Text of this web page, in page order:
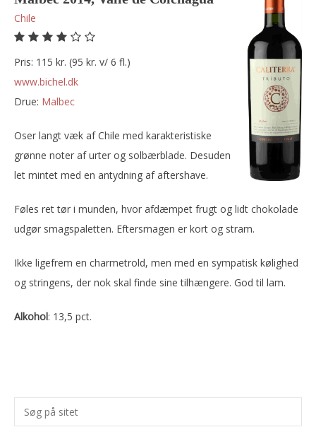
Chile
Pris: 115 kr. (95 kr. v/ 6 fl.)
www.bichel.dk
Drue:
malbec
Oser langt væk af Chile med karakteristiske
grønne noter af urter og solbærblade. Desuden
let mintet med en antydning af aftershave.
Føles ret tør i munden, hvor afdæmpet frugt og lidt chokolade
udgør smagspaletten. Eftersmagen er kort og stram.
Ikke ligefrem en charmetrold, men med en sympatisk kølighed
og stringens, der nok skal finde sine tilhængere. God til lam.
Alkohol: 13,5 pct.
Primær
Sidebar
Søg
på